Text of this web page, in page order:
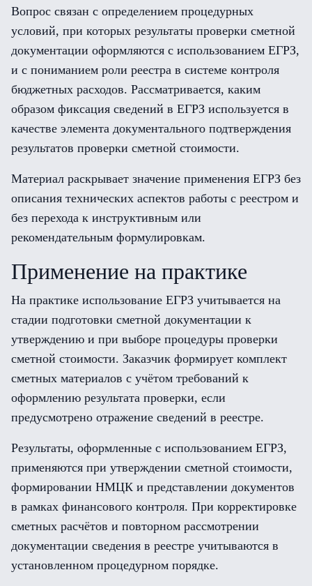
Вопрос связан с определением процедурных
условий, при которых результаты проверки сметной
документации оформляются с использованием ЕГРЗ,
и с пониманием роли реестра в системе контроля
бюджетных расходов. Рассматривается, каким
образом фиксация сведений в ЕГРЗ используется в
качестве элемента документального подтверждения
результатов проверки сметной стоимости.
Материал раскрывает значение применения ЕГРЗ без
описания технических аспектов работы с реестром и
без перехода к инструктивным или
рекомендательным формулировкам.
Применение на практике
На практике использование ЕГРЗ учитывается на
стадии подготовки сметной документации к
утверждению и при выборе процедуры проверки
сметной стоимости. Заказчик формирует комплект
сметных материалов с учётом требований к
оформлению результата проверки, если
предусмотрено отражение сведений в реестре.
Результаты, оформленные с использованием ЕГРЗ,
применяются при утверждении сметной стоимости,
формировании НМЦК и представлении документов
в рамках финансового контроля. При корректировке
сметных расчётов и повторном рассмотрении
документации сведения в реестре учитываются в
установленном процедурном порядке.